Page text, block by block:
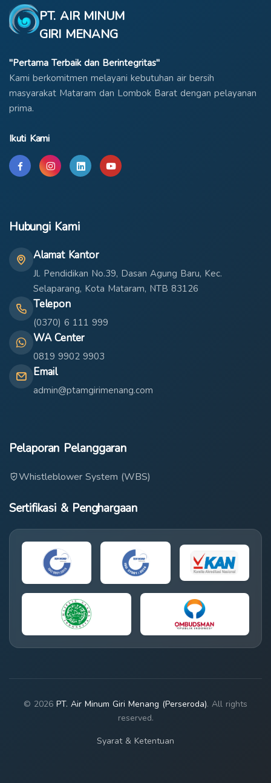
PT. AIR MINUM
GIRI MENANG
"Pertama Terbaik dan Berintegritas"
Kami berkomitmen melayani kebutuhan air bersih
masyarakat Mataram dan Lombok Barat dengan pelayanan
prima.
Ikuti Kami
Hubungi Kami
Alamat Kantor
Jl. Pendidikan No.39, Dasan Agung Baru, Kec.
Selaparang, Kota Mataram, NTB 83126
Telepon
(0370) 6 111 999
WA Center
0819 9902 9903
Email
admin@ptamgirimenang.com
Pelaporan Pelanggaran
Whistleblower System (WBS)
Sertifikasi & Penghargaan
© 2026 PT. Air Minum Giri Menang (Perseroda). All rights
reserved.
Syarat & Ketentuan